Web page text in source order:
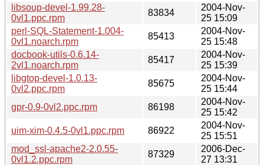
libsoup-devel-1.99.28-
0vl1.ppc.rpm
83834
2004-Nov-
25 15:09
perl-SQL-Statement-1.004-
0vl1.noarch.rpm
85413
2004-Nov-
25 15:48
docbook-utils-0.6.14-
2vl1.noarch.rpm
85417
2004-Nov-
25 15:39
libgtop-devel-1.0.13-
0vl2.ppc.rpm
85675
2004-Nov-
25 15:44
gpr-0.9-0vl2.ppc.rpm
86198
2004-Nov-
25 15:42
uim-xim-0.4.5-0vl1.ppc.rpm
86922
2004-Nov-
25 15:51
mod_ssl-apache2-2.0.55-
0vl1.2.ppc.rpm
87329
2006-Dec-
27 13:31